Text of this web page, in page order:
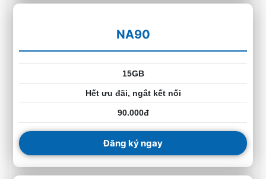
NA90
15GB
Hết ưu đãi, ngắt kết nối
90.000đ
Đăng ký ngay